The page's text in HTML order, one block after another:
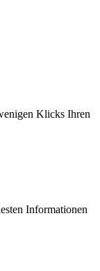
Klicks Ihren
Informationen